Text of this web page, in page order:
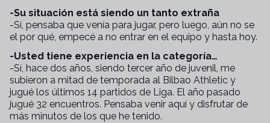
-Su situación está siendo un tanto extraña
-Sí, pensaba que venía para jugar, pero luego, aún no se
el por qué, empecé a no entrar en el equipo y hasta hoy.
-Usted tiene experiencia en la categoría…
-Sí, hace dos años, siendo tercer año de juvenil, me
subieron a mitad de temporada al Bilbao Athletic y
jugué los últimos 14 partidos de Liga. El año pasado
jugué 32 encuentros. Pensaba venir aquí y disfrutar de
más minutos de los que he tenido.